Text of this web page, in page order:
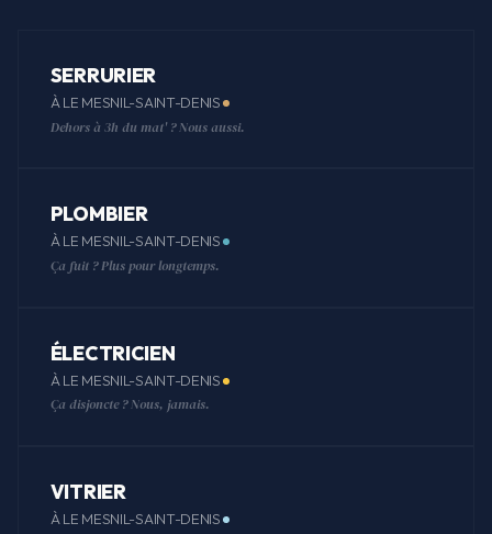
SERRURIER
À LE MESNIL-SAINT-DENIS
Dehors à 3h du mat' ? Nous aussi.
PLOMBIER
À LE MESNIL-SAINT-DENIS
Ça fuit ? Plus pour longtemps.
ÉLECTRICIEN
À LE MESNIL-SAINT-DENIS
Ça disjoncte ? Nous, jamais.
VITRIER
À LE MESNIL-SAINT-DENIS